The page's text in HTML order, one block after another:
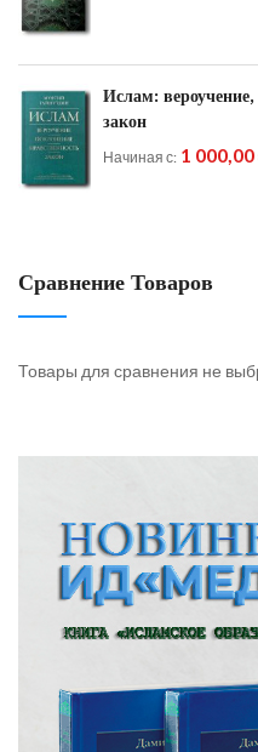
Ислам:
закон
Начиная с 1 000,00
Сравнение Товаров
Товары для сравнения не